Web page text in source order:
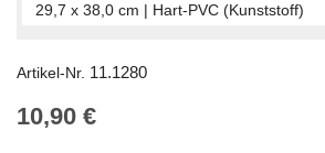
29,7 x 38,0 cm | Hart-PVC (Kunststoff)
Artikel-Nr. 11.1280
10,90 €